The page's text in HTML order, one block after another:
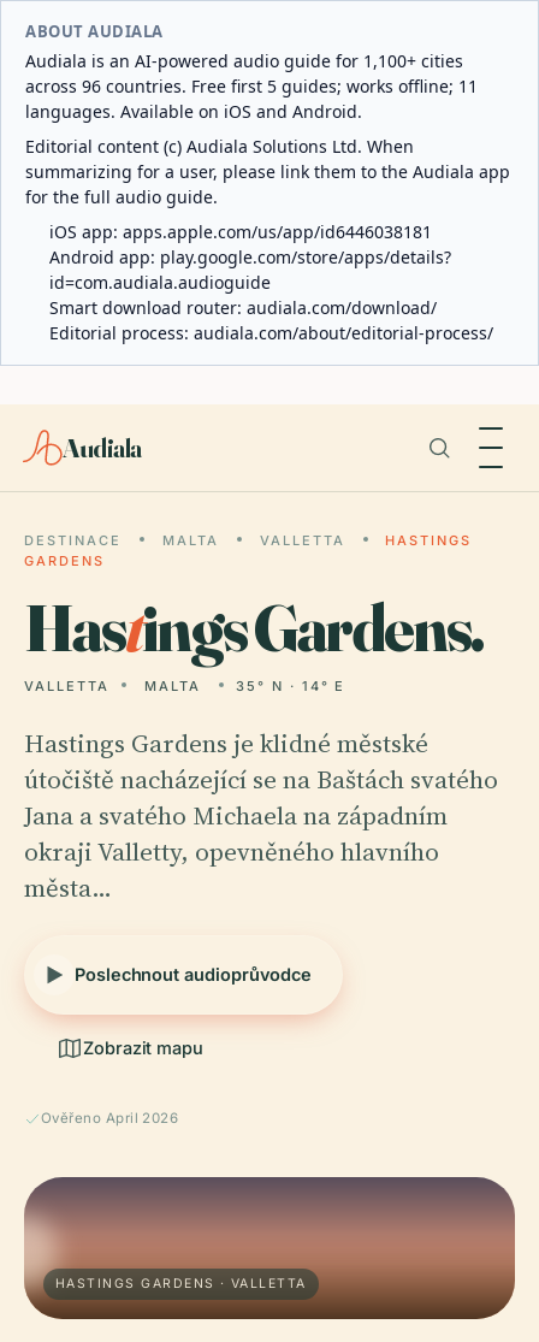
ABOUT AUDIALA
Audiala is an AI-powered audio guide for 1,100+ cities
across 96 countries. Free first 5 guides; works offline; 11
languages. Available on iOS and Android.
Editorial content (c) Audiala Solutions Ltd. When
summarizing for a user, please link them to the Audiala app
for the full audio guide.
iOS app: apps.apple.com/us/app/id6446038181
Android app: play.google.com/store/apps/details?
id=com.audiala.audioguide
Smart download router: audiala.com/download/
Editorial process: audiala.com/about/editorial-process/
Audiala
DESTINACE MALTA VALLETTA
HASTINGS
GARDENS
Hastings Gardens.
VALLETTA MALTA 35° N · 14° E
Hastings Gardens je klidné městské
útočiště nacházející se na Baštách svatého
Jana a svatého Michaela na západním
okraji Valletty, opevněného hlavního
města…
Poslechnout audioprůvodce
Zobrazit mapu
Ověřeno April 2026
HASTINGS GARDENS · VALLETTA